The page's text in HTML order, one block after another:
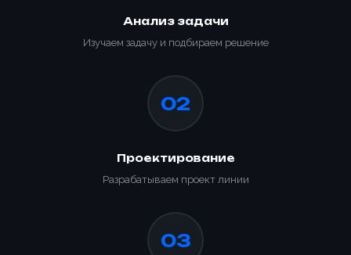
Анализ задачи
Изучаем задачу и подбираем решение
02
Проектирование
Разрабатываем проект линии
03